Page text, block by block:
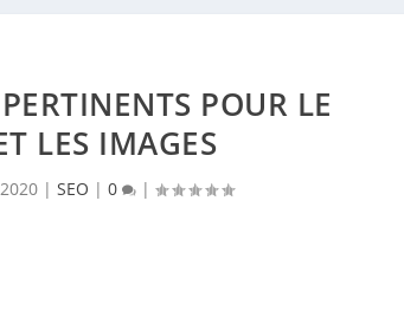
POUR LE
LES IMAGES
|SEO |0 |